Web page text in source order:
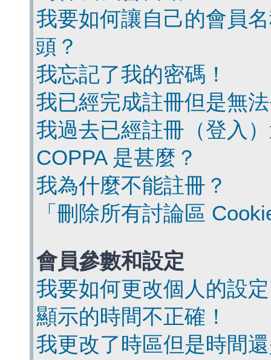
我要如何讓自己的會員
頭？
我忘記了我的密碼！
我已經完成註冊但是無
我過去已經註冊（登入
COPPA 是甚麼？
我為什麼不能註冊？
「刪除所有討論區
會員參數和設定
我要如何更改個人的設
顯示的時間不正確！
我更改了時區但是時間